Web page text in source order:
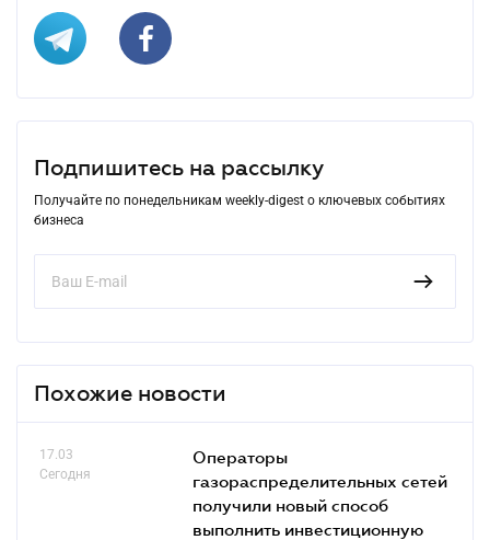
Подпишитесь на рассылку
Получайте по понедельникам weekly-digest о ключевых событиях
бизнеса
Похожие новости
17.03
Сегодня
Операторы
газораспределительных сетей
получили новый способ
выполнить инвестиционную